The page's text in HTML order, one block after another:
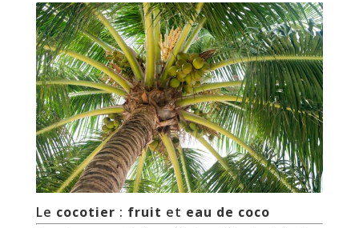
Le cocotier : fruit et eau de coco